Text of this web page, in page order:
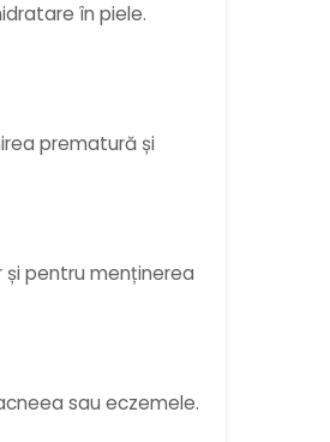
în piele.
prematură și
pentru menținerea
sau eczemele.